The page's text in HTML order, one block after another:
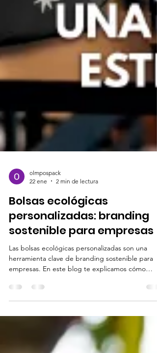
olmpospack
22 ene
2 min de lectura
Bolsas ecológicas
personalizadas: branding
sostenible para empresas
Las bolsas ecológicas personalizadas son una
funcionan como publicidad reutilizable, qué tipos
de bolsas ofrece Olmospack (non woven, tul y
ecomorrales) y por qué ayudan a reforzar la
imagen de marca, atraer clientes y comunicar